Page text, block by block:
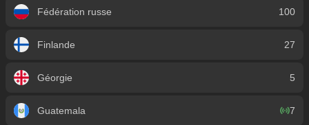
Fédération russe 100
Finlande 27
Géorgie 5
Guatemala 7